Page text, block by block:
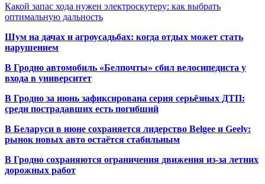
Какой запас хода нужен электроскутеру: как выбрать
оптимальную дальность
Шум на дачах и агроусадьбах: когда отдых может стать
нарушением
В Гродно автомобиль «Белпочты» сбил велосипедиста у
входа в университет
В Гродно за июнь зафиксирована серия серьёзных ДТП:
среди пострадавших есть погибший
В Беларуси в июне сохраняется лидерство Belgee и Geely:
рынок новых авто остаётся стабильным
В Гродно сохраняются ограничения движения из-за летних
дорожных работ